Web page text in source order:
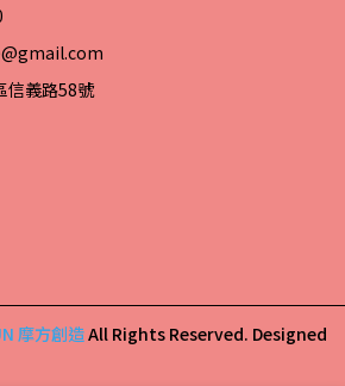
信義路58號
摩方創造All Rights Reserved. Designed